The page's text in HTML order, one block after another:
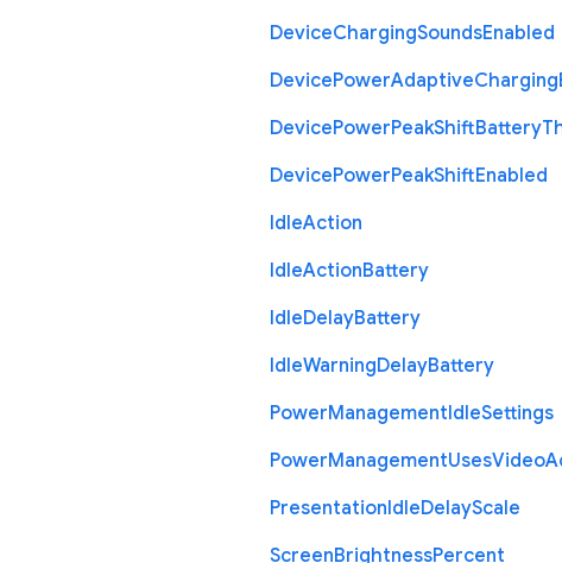
},
}
DeviceChargingSoundsEnabled
DevicePowerAdaptiveCharging
DevicePowerPeakShiftBattery
DevicePowerPeakShiftEnabled
IdleAction
IdleActionBattery
IdleDelayBattery
IdleWarningDelayBattery
PowerManagementIdleSettings
PowerManagementUsesVideo
PresentationIdleDelayScale
ScreenBrightnessPercent